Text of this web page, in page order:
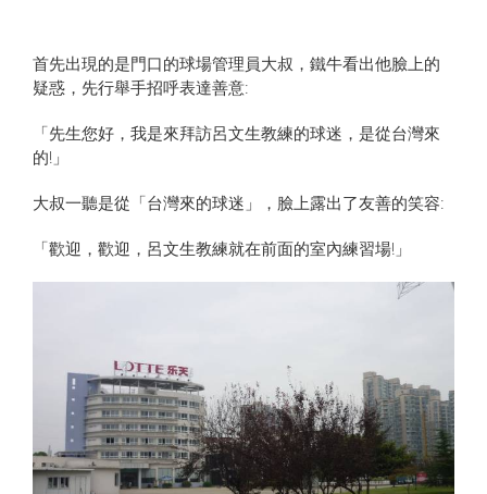
首先出現的是門口的球場管理員大叔，鐵牛看出他臉上的
疑惑，先行舉手招呼表達善意:
「先生您好，我是來拜訪呂文生教練的球迷，是從台灣來
的!」
大叔一聽是從「台灣來的球迷」，臉上露出了友善的笑容:
「歡迎，歡迎，呂文生教練就在前面的室內練習場!」